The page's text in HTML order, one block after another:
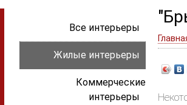
Все интерьеры
Жилые интерьеры
Коммерческие
интерьеры